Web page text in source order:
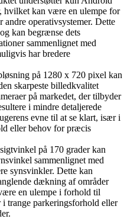
hvilket kan være en ulempe for
operativsystemer. Dette
kan begrænse dets
sammenlignet med
har bredere
på 1280 x 720 pixel kan
skarpeste billedkvalitet
på markedet, der tilbyder
i mindre detaljerede
evne til at se klart, især i
eller behov for præcis
på 170 grader kan
sammenlignet med
synsvinkler. Dette kan
dækning af områder
en ulempe i forhold til
trange parkeringsforhold eller